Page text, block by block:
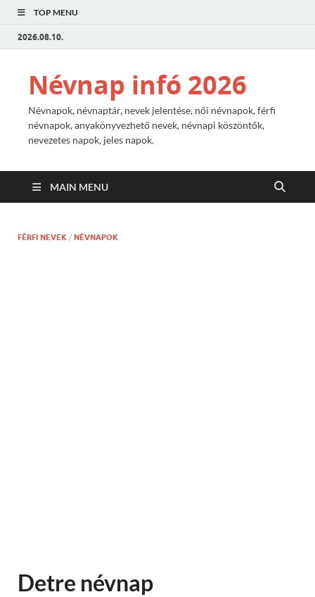
TOP MENU
2026.08.10.
Névnap infó 2026
Névnapok, névnaptár, nevek jelentése, női névnapok, férfi
névnapok, anyakönyvezhető nevek, névnapi köszöntők,
nevezetes napok, jeles napok.
MAIN MENU
FÉRFI NEVEK / NÉVNAPOK
Detre névnap